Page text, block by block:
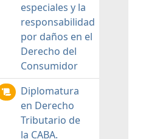
especiales y la
responsabilidad
por daños en el
Derecho del
Consumidor
Diplomatura
en Derecho
Tributario de
la CABA.